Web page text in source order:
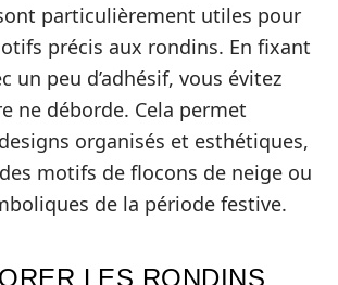
particulièrement utiles pour
précis aux rondins. En fixant
un peu d’adhésif, vous évitez
ne déborde. Cela permet
organisés et esthétiques,
motifs de flocons de neige ou
de la période festive.
LES RONDINS